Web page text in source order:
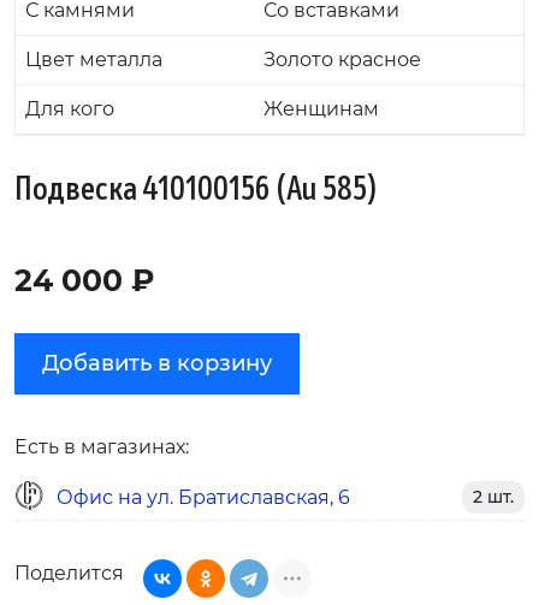
С камнями Со вставками
Цвет металла Золото красное
Для кого Женщинам
Подвеска 410100156 (Au 585)
24 000 ₽
Добавить в корзину
Есть в магазинах:
Офис на ул. Братиславская, 6 2 шт.
Поделится